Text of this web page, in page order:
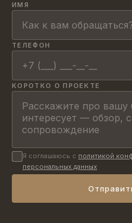
ИМЯ
ТЕЛЕФОН
КОРОТКО О ПРОЕКТЕ
Я соглашаюсь с политикой
персональных данных